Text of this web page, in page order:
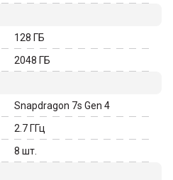
128 ГБ
2048 ГБ
Snapdragon 7s Gen 4
2.7 ГГц
8 шт.